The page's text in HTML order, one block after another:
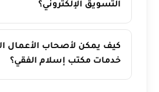
التسويق الإلكتروني؟
كيف يمكن لأصحاب الأعمال
خدمات مكتب إسلام الفقي؟